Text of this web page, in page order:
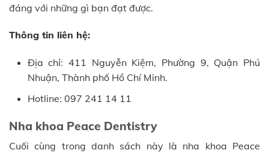
đáng với những gì bạn đạt được.
Thông tin liên hệ:
Địa chỉ: 411 Nguyễn Kiệm, Phường 9, Quận Phú
Nhuận, Thành phố Hồ Chí Minh.
Hotline: 097 241 14 11
Nha khoa Peace Dentistry
Cuối cùng trong danh sách này là nha khoa Peace